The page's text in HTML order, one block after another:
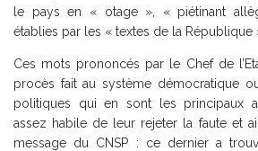
le pays en « otage », « piétinant
établies par les « textes de la République
Ces mots prononcés par le Chef de
procès fait au système démocratique
politiques qui en sont les principaux
assez habile de leur rejeter la faute et
message du CNSP : ce dernier a